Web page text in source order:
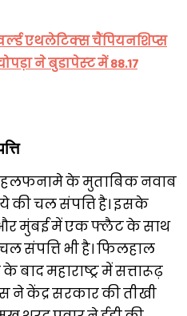
एथलेटिक्‍स चैंपियनशिप्‍स
ने बुडापेस्‍ट में 88.17
के मुताबिक नवाब
की चल संपत्ति है। इसके
मुंबई में एक फ्लैट के साथ
संपत्ति भी है। फिलहाल
महाराष्ट्र में सत्तारूढ़
ने केंद्र सरकार की तीखी